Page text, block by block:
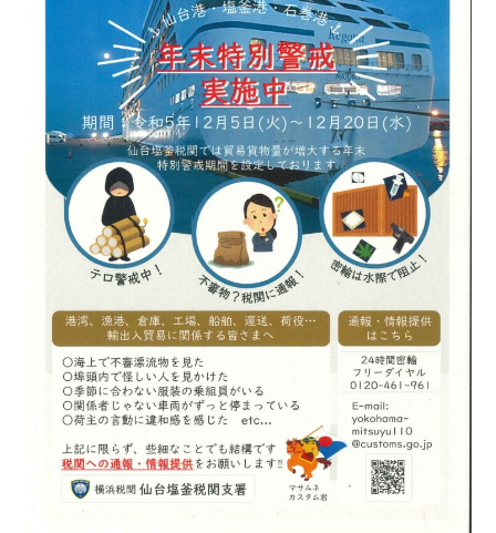
求人情報 会社概要